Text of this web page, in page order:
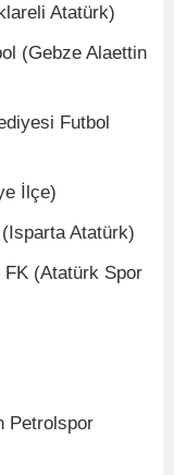
Atatürk)
(Gebze Alaettin
Futbol
İlçe)
Atatürk)
FK (Atatürk Spor
Petrolspor